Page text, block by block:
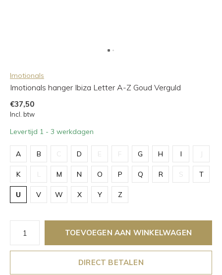
Imotionals
Imotionals hanger Ibiza Letter A-Z Goud Verguld
€37,50
Incl. btw
Levertijd 1 - 3 werkdagen
A B C D E F G H I J
K L M N O P Q R S T
U V W X Y Z
TOEVOEGEN AAN WINKELWAGEN
DIRECT BETALEN